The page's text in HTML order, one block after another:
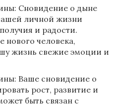
Сновидение о дыне
личной жизни
и радости.
нового человека,
жизнь свежие эмоции и
Ваше сновидение о
рост, развитие и
быть связан с